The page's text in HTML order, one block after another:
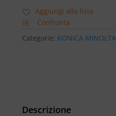
Aggiungi alla lista
Confronta
Categorie: KONICA MINOLTA
Descrizione